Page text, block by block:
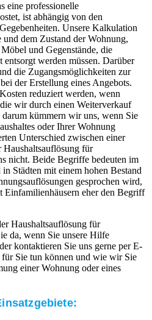
eine professionelle
ist abhängig von den
Unsere Kalkulation
dem Zustand der Wohnung,
und Gegenstände, die
entsorgt werden müssen. Darüber
die Zugangsmöglichkeiten zur
der Erstellung eines Angebots.
reduziert werden, wenn
wir durch einen Weiterverkauf
kümmern wir uns, wenn Sie
oder Ihrer Wohnung
Unterschied zwischen einer
Haushaltsauflösung für
nicht. Beide Begriffe bedeuten im
Städten mit einem hohen Bestand
gesprochen wird,
Einfamilienhäusern eher den Begriff
Haushaltsauflösung für
da, wenn Sie unsere Hilfe
kontaktieren Sie uns gerne per E-
Sie tun können und wie wir Sie
einer Wohnung oder eines